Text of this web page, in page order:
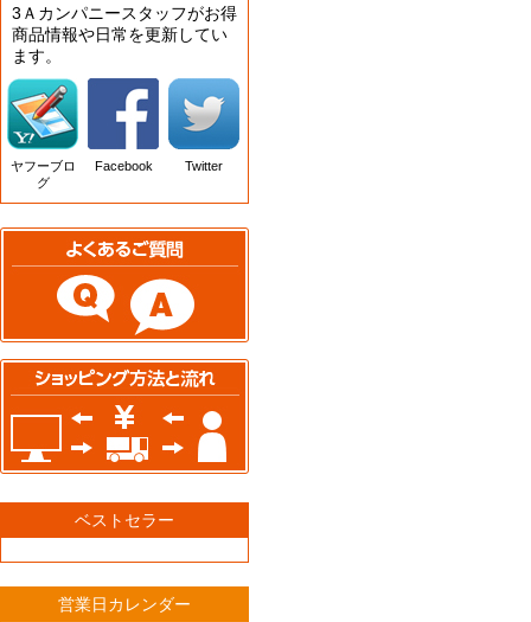
3Ａカンパニースタッフがお得
商品情報や日常を更新してい
ます。
ヤフーブロ
グ
Facebook Twitter
ベストセラー
営業日カレンダー